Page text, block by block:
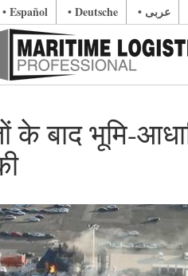
• Español • Deutsche • عربى
के बाद भूमि-